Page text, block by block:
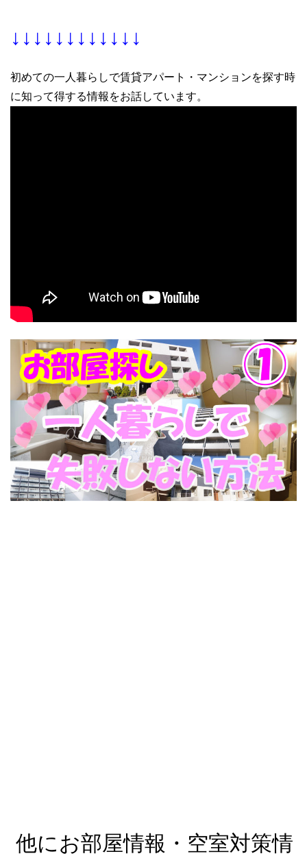
↓↓↓↓↓↓↓↓↓↓↓↓
初めての一人暮らしで賃貸アパート・マンションを探す時
に知って得する情報をお話しています。
他にお部屋情報・空室対策情